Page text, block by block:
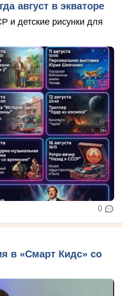
август в экваторе
и детские рисунки для
0
в «Смарт Кидс» со